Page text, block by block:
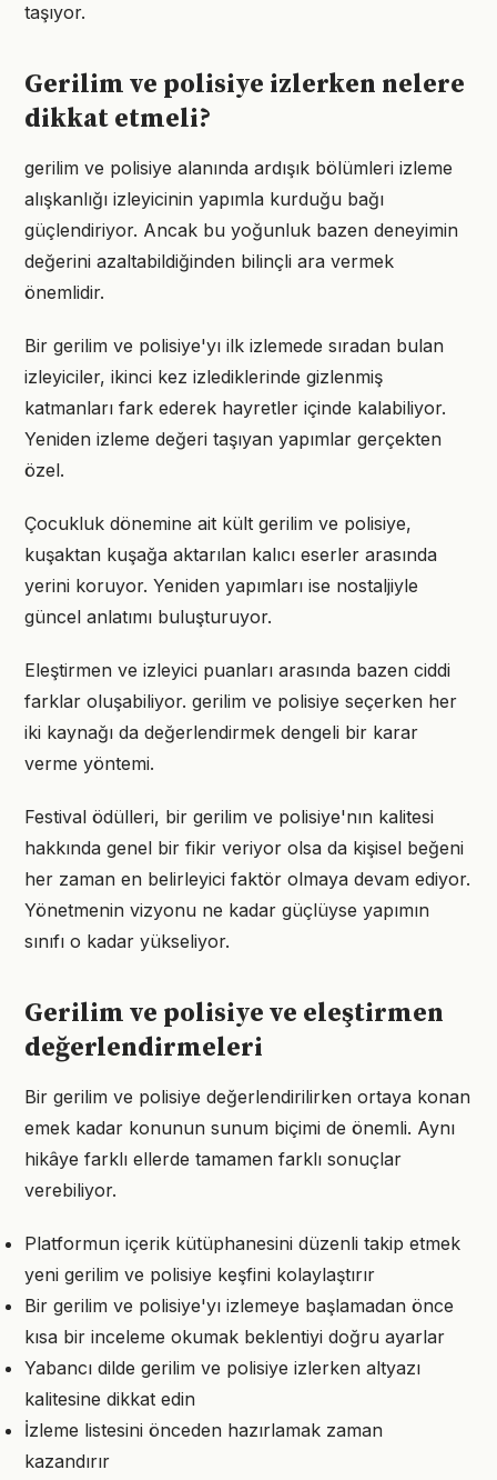
taşıyor.
Gerilim ve polisiye izlerken nelere
dikkat etmeli?
gerilim ve polisiye alanında ardışık bölümleri izleme
alışkanlığı izleyicinin yapımla kurduğu bağı
güçlendiriyor. Ancak bu yoğunluk bazen deneyimin
değerini azaltabildiğinden bilinçli ara vermek
önemlidir.
Bir gerilim ve polisiye'yı ilk izlemede sıradan bulan
izleyiciler, ikinci kez izlediklerinde gizlenmiş
katmanları fark ederek hayretler içinde kalabiliyor.
Yeniden izleme değeri taşıyan yapımlar gerçekten
özel.
Çocukluk dönemine ait kült gerilim ve polisiye,
kuşaktan kuşağa aktarılan kalıcı eserler arasında
yerini koruyor. Yeniden yapımları ise nostaljiyle
güncel anlatımı buluşturuyor.
Eleştirmen ve izleyici puanları arasında bazen ciddi
farklar oluşabiliyor. gerilim ve polisiye seçerken her
iki kaynağı da değerlendirmek dengeli bir karar
verme yöntemi.
Festival ödülleri, bir gerilim ve polisiye'nın kalitesi
hakkında genel bir fikir veriyor olsa da kişisel beğeni
her zaman en belirleyici faktör olmaya devam ediyor.
Yönetmenin vizyonu ne kadar güçlüyse yapımın
sınıfı o kadar yükseliyor.
Gerilim ve polisiye ve eleştirmen
değerlendirmeleri
Bir gerilim ve polisiye değerlendirilirken ortaya konan
emek kadar konunun sunum biçimi de önemli. Aynı
hikâye farklı ellerde tamamen farklı sonuçlar
verebiliyor.
Platformun içerik kütüphanesini düzenli takip etmek
yeni gerilim ve polisiye keşfini kolaylaştırır
Bir gerilim ve polisiye'yı izlemeye başlamadan önce
kısa bir inceleme okumak beklentiyi doğru ayarlar
Yabancı dilde gerilim ve polisiye izlerken altyazı
kalitesine dikkat edin
İzleme listesini önceden hazırlamak zaman
kazandırır